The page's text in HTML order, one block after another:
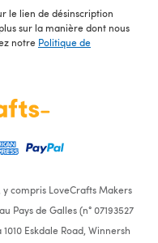
le lien de désinscription
sur la manière dont nous
notre Politique de
compris LoveCrafts Makers
Pays de Galles (n° 07193527
Eskdale Road, Winnersh